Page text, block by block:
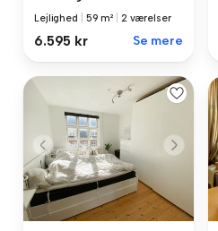
Lejlighed 59 m² 2 værelser
6.595 kr Se mere